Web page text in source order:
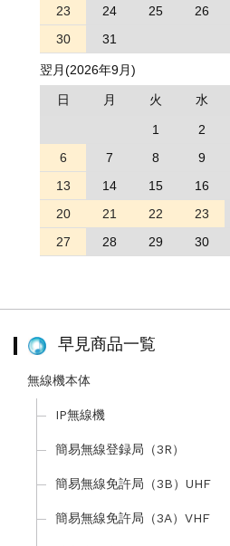
23 24 25 26
30
31
翌月(2026年9月)
日 月 火 水
1 2
6
7 8 9
13
14 15 16
20
21 22 23
27
28 29 30
早見商品一覧
無線機本体
IP無線機
簡易無線登録局（3R）
簡易無線免許局（3B）UHF
簡易無線免許局（3A）VHF